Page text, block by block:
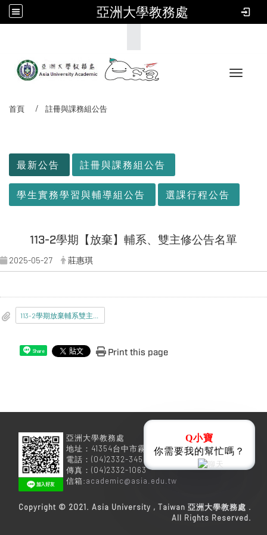
亞洲大學教務處
Toggle
首頁 註冊與課務組公告
最新公告 註冊與課務組公告
學生實務學習與輔導組公告 選課行程公告
113-2學期【放棄】輔系、雙主修公告名單
2025-05-27 莊惠琪
Share Print this page
亞洲大學教務處
地址：41354台中市霧峰區柳豐路500號
電話：(04)2332-3456
傳真：(04)2332-1063
信箱:academic@asia.edu.tw
Copyright © 2021. Asia University , Taiwan 亞洲大學教務處 .
All Rights Reserved.
Q小寶
你需要我的幫忙嗎？